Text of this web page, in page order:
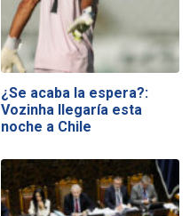
¿Se acaba la espera?:
Vozinha llegaría esta
noche a Chile